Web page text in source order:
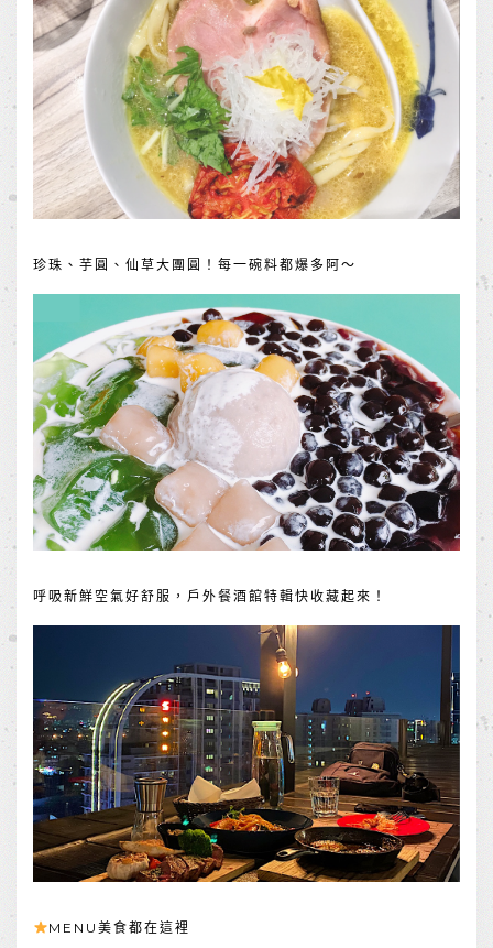
珍珠、芋圓、仙草大團圓！每一碗料都爆多阿～
呼吸新鮮空氣好舒服，戶外餐酒館特輯快收藏起來！
MENU美食都在這裡